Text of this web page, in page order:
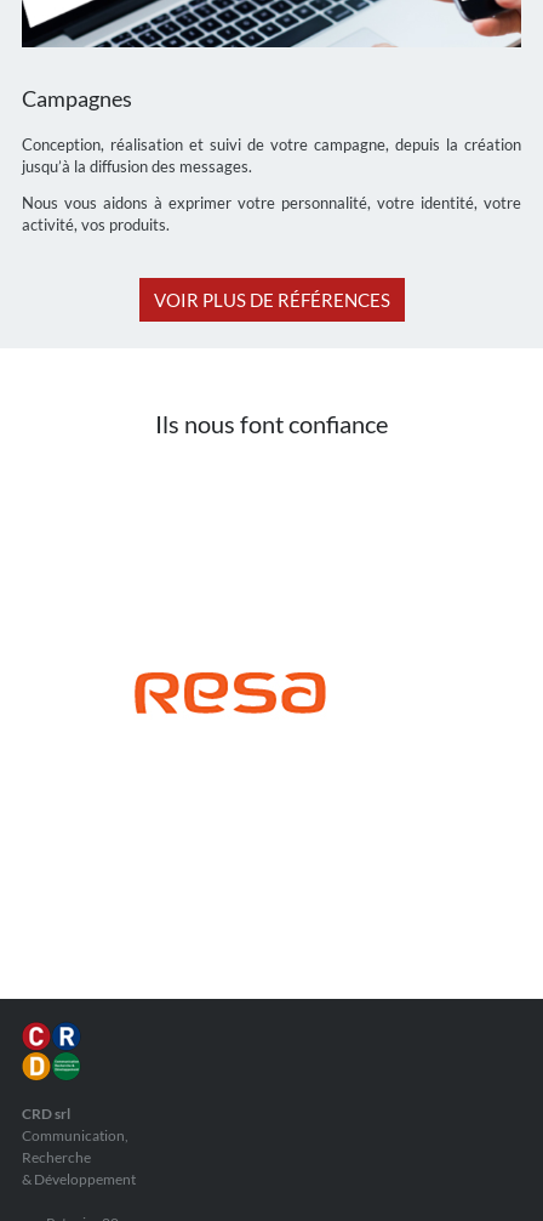
Campagnes
Conception, réalisation et suivi de votre campagne, depuis la création
jusqu’à la diffusion des messages.
Nous vous aidons à exprimer votre personnalité, votre identité, votre
activité, vos produits.
VOIR PLUS DE RÉFÉRENCES
Ils nous font confiance
CRD srl
Communication,
Recherche
& Développement